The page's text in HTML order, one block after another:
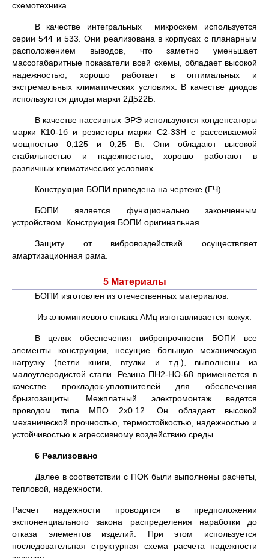
схемотехника.
В качестве интегральных микросхем используется
серии 544 и 533. Они реализована в корпусах с планарным
расположением выводов, что заметно уменьшает
массогабаритные показатели всей схемы, обладает высокой
надежностью, хорошо работает в оптимальных и
экстремальных климатических условиях. В качестве диодов
используются диоды марки 2Д522Б.
В качестве пассивных ЭРЭ используются конденсаторы
марки К10-1б и резисторы марки С2-33H с рассеиваемой
мощностью 0,125 и 0,25 Вт. Они обладают высокой
стабильностью и надежностью, хорошо работают в
различных климатических условиях.
Конструкция БОПИ приведена на чертеже (ГЧ).
БОПИ является функционально законченным
устройством. Конструкция БОПИ оригинальная.
Защиту от вибровоздействий осуществляет
амартизационная рама.
5 Материалы
БОПИ изготовлен из отечественных материалов.
Из алюминиевого сплава АМц изготавливается кожух.
В целях обеспечения вибропрочности БОПИ все
элементы конструкции, несущие большую механическую
нагрузку (петли книги, втулки и т.д.), выполнены из
малоуглеродистой стали. Резина ПН2-НО-68 применяется в
качестве прокладок-уплотнителей для обеспечения
брызгозащиты. Межплатный электромонтаж ведется
проводом типа МПО 2х0.12. Он обладает высокой
механической прочностью, термостойкостью, надежностью и
устойчивостью к агрессивному воздействию среды.
6 Реализовано
Далее в соответствии с ПОК были выполнены расчеты,
тепловой, надежности.
Расчет надежности проводится в предположении
экспоненциального закона распределения наработки до
отказа элементов изделий. При этом используется
последовательная структурная схема расчета надежности